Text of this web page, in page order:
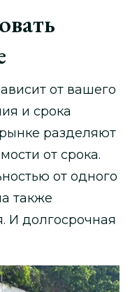
от вашего
и срока
разделяют
от срока.
от одного
также
И долгосрочная